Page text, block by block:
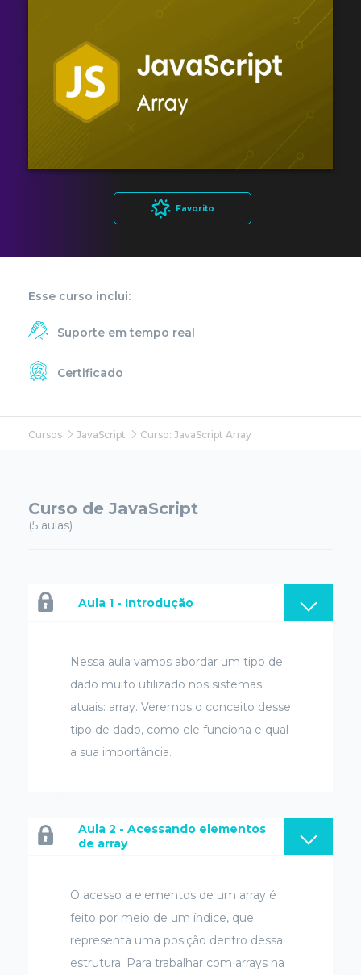
Favorito
Esse curso inclui:
Suporte em tempo real
Certificado
Cursos JavaScript Curso: JavaScript Array
Curso de JavaScript
(5 aulas)
Aula 1 - Introdução
Nessa aula vamos abordar um tipo de
dado muito utilizado nos sistemas
atuais: array. Veremos o conceito desse
tipo de dado, como ele funciona e qual
a sua importância.
Aula 2 - Acessando elementos
de array
O acesso a elementos de um array é
feito por meio de um índice, que
representa uma posição dentro dessa
estrutura. Para trabalhar com arrays na